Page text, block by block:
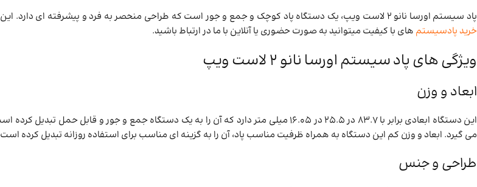
پاد سیستم اورسا نانو 2 لاست ویپ، یک دستگاه پاد کوچک و جمع ‌و جور است که طراحی منحصر به فرد و پیشرفته ‌ای دارد. این دستگاه با استفاده از چیپست Quest 2.0، توان خروجی حداکثر 22 وات را ارائه می‌ دهد. برای
خرید پادسیستم های با کیفیت میتوانید به صورت حضوری یا آنلاین با ما در ارتباط باشید.
ویژگی های پاد سیستم اورسا نانو 2 لاست ویپ
ابعاد و وزن
می ‌گیرد. ابعاد و وزن کم این دستگاه به همراه ظرفیت مناسب پاد، آن را به گزینه‌ ای مناسب برای استفاده روزانه تبدیل کرده
طراحی و جنس